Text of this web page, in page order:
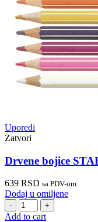
Uporedi
Zatvori
Drvene bojice
639 RSD sa PDV-om
Dodaj u omiljene
Drvene
bojice
Add to cart